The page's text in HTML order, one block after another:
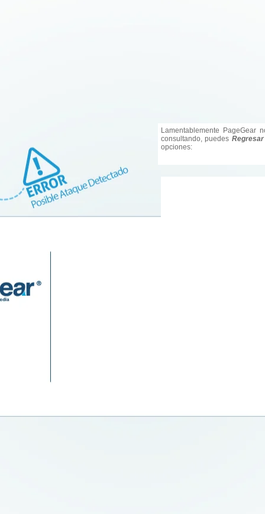
Lamentablemente PageGear
consultando, puedes Regresar
opciones: